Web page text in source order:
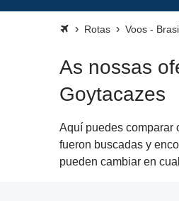
Rotas Voos -
As nossas
Goytacazes
Aquí puedes comparar
fueron buscadas y
pueden cambiar en